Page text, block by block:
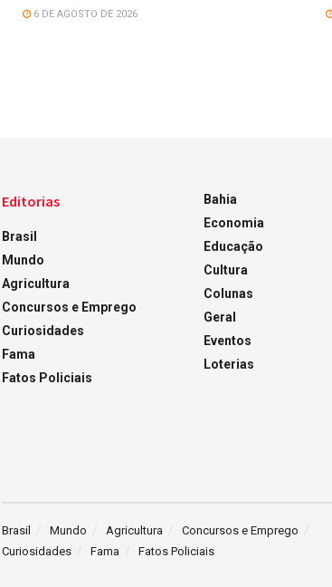
6 DE AGOSTO DE 2026
Editorias
Brasil
Mundo
Agricultura
Concursos e Emprego
Curiosidades
Fama
Fatos Policiais
Bahia
Economia
Educação
Cultura
Colunas
Geral
Eventos
Loterias
Brasil Mundo Agricultura
Concursos e Emprego
Curiosidades
Fama Fatos Policiais